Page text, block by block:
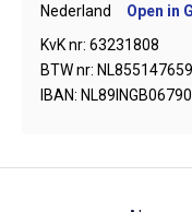
Nederland
Open in
KvK nr: 63231808
BTW nr:
IBAN: